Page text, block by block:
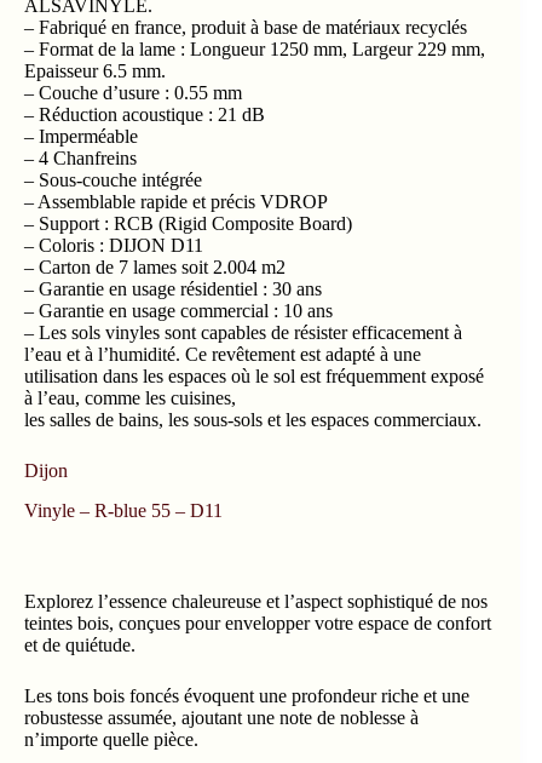
ALSAVINYLE.
– Fabriqué en france, produit à base de matériaux recyclés
– Format de la lame : Longueur 1250 mm, Largeur 229 mm,
Epaisseur 6.5 mm.
– Couche d’usure : 0.55 mm
– Réduction acoustique : 21 dB
– Imperméable
– 4 Chanfreins
– Sous-couche intégrée
– Assemblable rapide et précis VDROP
– Support : RCB (Rigid Composite Board)
– Coloris : DIJON D11
– Carton de 7 lames soit 2.004 m2
– Garantie en usage résidentiel : 30 ans
– Garantie en usage commercial : 10 ans
– Les sols vinyles sont capables de résister efficacement à
l’eau et à l’humidité. Ce revêtement est adapté à une
utilisation dans les espaces où le sol est fréquemment exposé
à l’eau, comme les cuisines,
les salles de bains, les sous-sols et les espaces commerciaux.
Dijon
Vinyle – R-blue 55 – D11
Explorez l’essence chaleureuse et l’aspect sophistiqué de nos
teintes bois, conçues pour envelopper votre espace de confort
et de quiétude.
Les tons bois foncés évoquent une profondeur riche et une
robustesse assumée, ajoutant une note de noblesse à
n’importe quelle pièce.